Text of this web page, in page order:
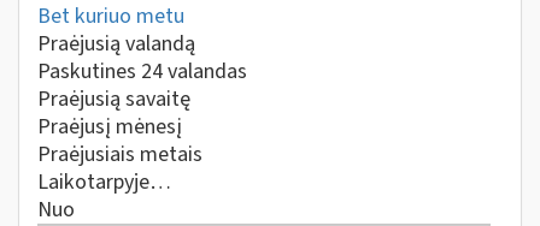
Bet kuriuo metu
Praėjusią valandą
Paskutines 24 valandas
Praėjusią savaitę
Praėjusį mėnesį
Praėjusiais metais
Laikotarpyje…
Nuo